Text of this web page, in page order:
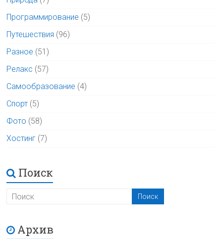
Программирование (5)
Путешествия (96)
Разное (51)
Релакс (57)
Самообразование (4)
Спорт (5)
Фото (58)
Хостинг (7)
Поиск
Архив